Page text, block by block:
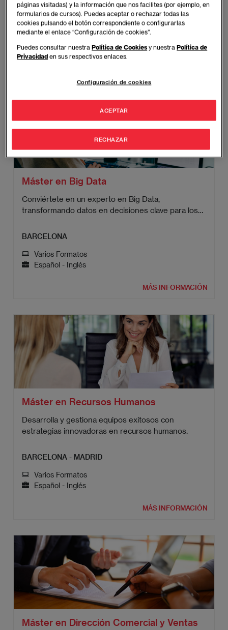
BARCELONA - MADRID
Varios Formatos
Español - Inglés
Máster en Big Data
Conviértete en un experto en Big Data,
transformando datos en decisiones clave para los
BARCELONA
Varios Formatos
Español - Inglés
MÁS INFORMACIÓN
Máster en Recursos Humanos
Desarrolla y gestiona equipos exitosos con
estrategias innovadoras en recursos humanos.
BARCELONA - MADRID
Varios Formatos
Español - Inglés
MÁS INFORMACIÓN
Máster en Dirección Comercial y Ventas
páginas visitadas) y la información que nos facilites (por ejemplo, en
formularios de cursos). Puedes aceptar o rechazar todas las
cookies pulsando el botón correspondiente o configurarlas
mediante el enlace “Configuración de cookies”.
Puedes consultar nuestraPolítica de Cookies y nuestraPolítica de
Privacidad en sus respectivos enlaces.
Configuración de cookies
RECHAZAR
ACEPTAR